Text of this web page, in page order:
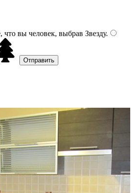
что вы человек, выбрав Звезду.